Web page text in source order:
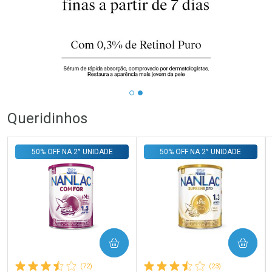
Queridinhos
(72)
50% OFF NA 2° UNIDADE
COMPRAR
(23)
50% OFF NA 2° UNIDADE
COMPRAR